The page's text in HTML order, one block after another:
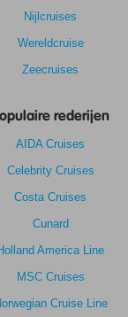
Nijlcruises
Wereldcruise
Zeecruises
rederijen
AIDA Cruises
Celebrity Cruises
Costa Cruises
Cunard
America Line
MSC Cruises
Cruise Line